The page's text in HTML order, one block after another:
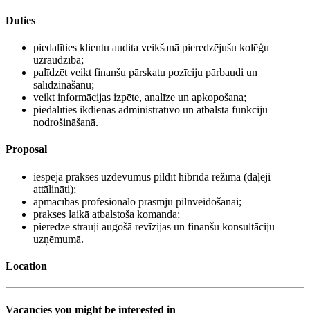
Duties
piedalīties klientu audita veikšanā pieredzējušu kolēģu
uzraudzībā;
palīdzēt veikt finanšu pārskatu pozīciju pārbaudi un
salīdzināšanu;
veikt informācijas izpēte, analīze un apkopošana;
piedalīties ikdienas administratīvo un atbalsta funkciju
nodrošināšanā.
Proposal
iespēja prakses uzdevumus pildīt hibrīda režīmā (daļēji
attālināti);
apmācības profesionālo prasmju pilnveidošanai;
prakses laikā atbalstoša komanda;
pieredze strauji augošā revīzijas un finanšu konsultāciju
uzņēmumā.
Location
Vacancies you might be interested in